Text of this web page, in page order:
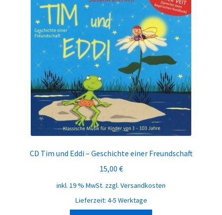
CD Tim und Eddi – Geschichte einer Freundschaft
15,00 €
inkl. 19 % MwSt. zzgl. Versandkosten
Lieferzeit: 4-5 Werktage